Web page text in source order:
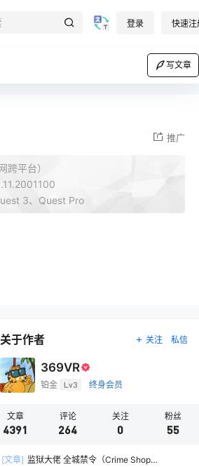
登录 快速注
写文章
推广
跨平台）
3、Quest Pro
关于作者 关注 私信
369VR
铂金 Lv3 终身会员
文章
4391
评论
264
关注
0
粉丝
55
[文章] 监狱大佬 全城禁令（Crime Shop